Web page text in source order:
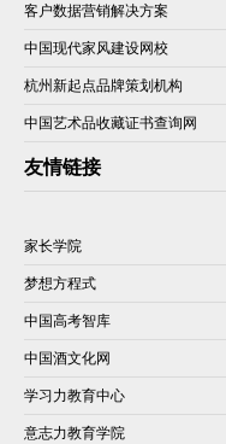
客户数据营销解决方案
中国现代家风建设网校
杭州新起点品牌策划机构
中国艺术品收藏证书查询网
友情链接
家长学院
梦想方程式
中国高考智库
中国酒文化网
学习力教育中心
意志力教育学院